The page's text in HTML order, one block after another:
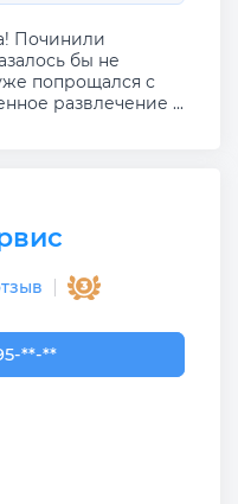
Починили
бы не
попрощался с
развлечение ...
59-65
**-**